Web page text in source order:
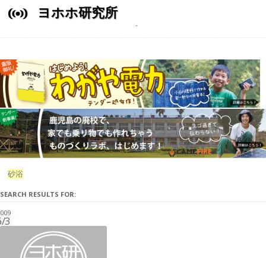
ヨホホ研究所
砂浴
SEARCH RESULTS FOR:
3